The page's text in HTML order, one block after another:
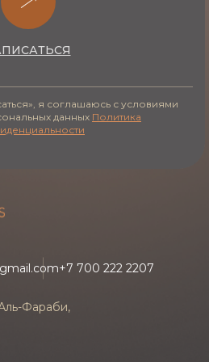
фотоомоложение
пройти BBL
в Алматы было
после
я соглашаюсь с условиями
данных Политика
+7 700 222 2207
Фараби,